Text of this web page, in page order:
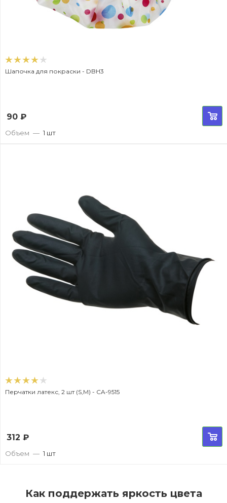
Шапочка для покраски - DBH3
90 ₽
Объем — 1 шт
Перчатки латекс, 2 шт (S,M) - CA-9515
312 ₽
Объем — 1 шт
Как поддержать яркость цвета